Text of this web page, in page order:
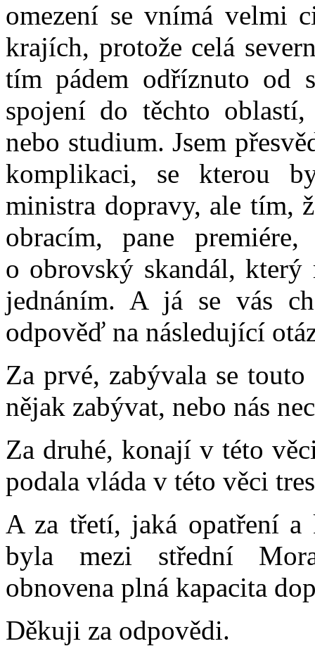
omezení se vnímá velmi
krajích, protože celá
tím pádem odříznuto od
spojení do těchto
nebo studium. Jsem
komplikaci, se kterou
ministra dopravy, ale tím,
obracím, pane
o obrovský skandál,
jednáním. A já se vás
odpověď na následující
Za prvé, zabývala se
nějak zabývat, nebo nás
Za druhé, konají v této
podala vláda v této věci
A za třetí, jaká opatření
byla mezi střední
obnovena plná kapacita
Děkuji za odpovědi.